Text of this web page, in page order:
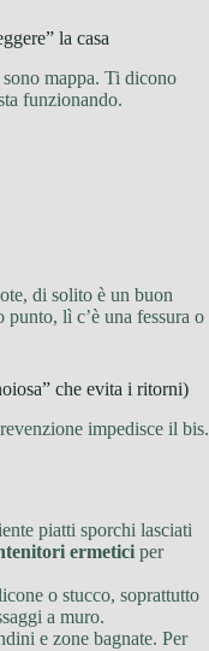
la casa
mappa. Ti dicono
funzionando.
di solito è un buon
punto, lì c’è una fessura o
che evita i ritorni)
impedisce il bis.
piatti sporchi lasciati
ermetici per
o stucco, soprattutto
a muro.
e zone bagnate. Per